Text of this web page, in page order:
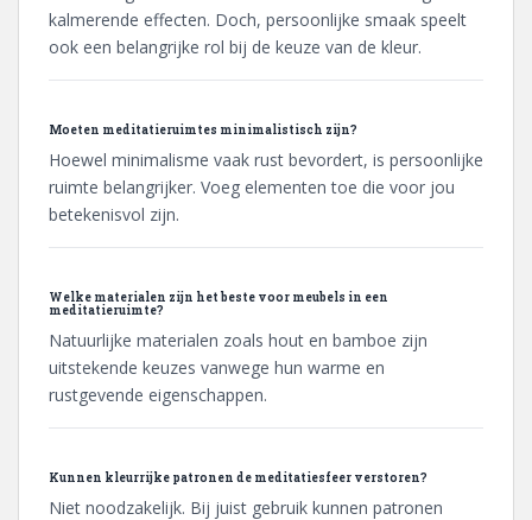
kalmerende effecten. Doch, persoonlijke smaak speelt
ook een belangrijke rol bij de keuze van de kleur.
Moeten meditatieruimtes minimalistisch zijn?
Hoewel minimalisme vaak rust bevordert, is persoonlijke
ruimte belangrijker. Voeg elementen toe die voor jou
betekenisvol zijn.
Welke materialen zijn het beste voor meubels in een
meditatieruimte?
Natuurlijke materialen zoals hout en bamboe zijn
uitstekende keuzes vanwege hun warme en
rustgevende eigenschappen.
Kunnen kleurrijke patronen de meditatiesfeer verstoren?
Niet noodzakelijk. Bij juist gebruik kunnen patronen